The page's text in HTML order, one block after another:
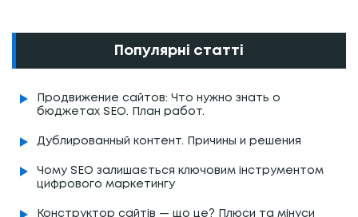
Популярні статті
Продвижение сайтов: Что нужно знать о
бюджетах SEO. План работ.
Дублированный контент. Причины и решения
Чому SEO залишається ключовим інструментом
цифрового маркетингу
Конструктор сайтів — що це? Плюси та мінуси